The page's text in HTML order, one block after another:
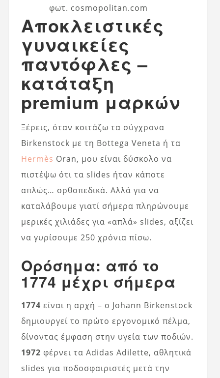
φωτ. cosmopolitan.com
Αποκλειστικές
γυναικείες
παντόφλες –
κατάταξη
premium μαρκών
Ξέρεις, όταν κοιτάζω τα σύγχρονα
Birkenstock με τη Bottega Veneta ή τα
Hermès Oran, μου είναι δύσκολο να
πιστέψω ότι τα slides ήταν κάποτε
απλώς… ορθοπεδικά. Αλλά για να
καταλάβουμε γιατί σήμερα πληρώνουμε
μερικές χιλιάδες για «απλά» slides, αξίζει
να γυρίσουμε 250 χρόνια πίσω.
Ορόσημα: από το
1774 μέχρι σήμερα
1774 είναι η αρχή – ο Johann Birkenstock
δημιουργεί το πρώτο εργονομικό πέλμα,
δίνοντας έμφαση στην υγεία των ποδιών.
1972 φέρνει τα Adidas Adilette, αθλητικά
slides για ποδοσφαιριστές μετά την